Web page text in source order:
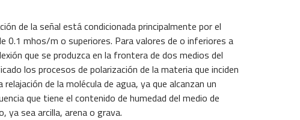
de la señal está condicionada principalmente por el
0.1 mhos/m o superiores. Para valores de o inferiores a
que se produzca en la frontera de dos medios del
los procesos de polarización de la materia que inciden
de la molécula de agua, ya que alcanzan un
que tiene el contenido de humedad del medio de
sea arcilla, arena o grava.